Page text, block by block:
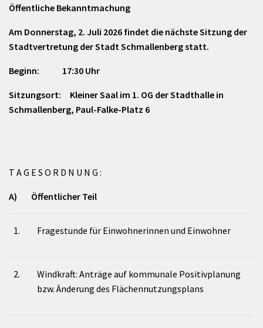
Öffentliche Bekanntmachung
Am Donnerstag, 2. Juli 2026 findet die nächste Sitzung der
Stadtvertretung der Stadt Schmallenberg statt.
Beginn: 17:30 Uhr
Sitzungsort: Kleiner Saal im 1. OG der Stadthalle in
Schmallenberg, Paul-Falke-Platz 6
T A G E S O R D N U N G :
A) Öffentlicher Teil
1. Fragestunde für Einwohnerinnen und Einwohner
2.
Windkraft: Anträge auf kommunale Positivplanung
bzw. Änderung des Flächennutzungsplans